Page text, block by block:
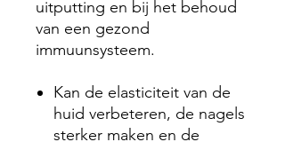
uitputting en bij het behoud
van een gezond
immuunsysteem.
Kan de elasticiteit van de
huid verbeteren, de nagels
sterker maken en de